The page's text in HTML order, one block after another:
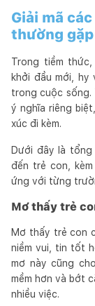
Giải mã
thường gặp
Trong tiềm
khởi đầu mới, hy
trong cuộc sống.
ý nghĩa riêng
xúc đi kèm.
Dưới đây là
đến trẻ con,
ứng với từng
Mơ thấy trẻ
Mơ thấy trẻ con
niềm vui, tin tốt
mơ này cũng
mềm hơn và bớt
nhiều việc.